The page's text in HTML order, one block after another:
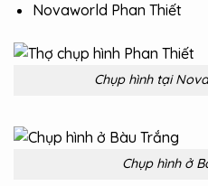
Novaworld Phan Thiết
Chụp hình tại
Chụp hình ở